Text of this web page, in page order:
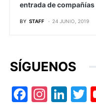
entrada de
BY STAFF 24 JUNIO, 2019
SÍGUENOS
Facebook